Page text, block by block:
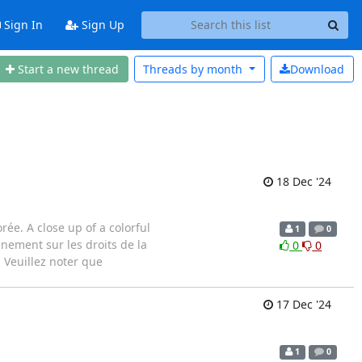
Sign In Sign Up
Start a new thread Download
Threads by month
18 Dec '24
A close up of a colorful
sur les droits de la
Veuillez noter que
1 0
0 0
17 Dec '24
1 0